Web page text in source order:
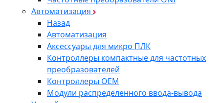
Автоматизация
Назад
Автоматизация
Аксессуары для микро ПЛК
Контроллеры компактные для частотных
преобразователей
Контроллеры ОЕМ
Модули распределенного ввода-вывода